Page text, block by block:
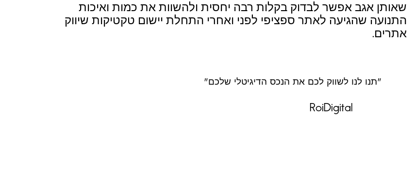
שאותן אגב אפשר לבדוק בקלות רבה יחסית ולהשוות את כמות ואיכות
התנועה שהגיעה לאתר ספציפי לפני ואחרי התחלת יישום טקטיקות שיווק
אתרים.
"תנו לנו לשווק לכם את הנכס הדיגיטלי שלכם"
RoiDigital